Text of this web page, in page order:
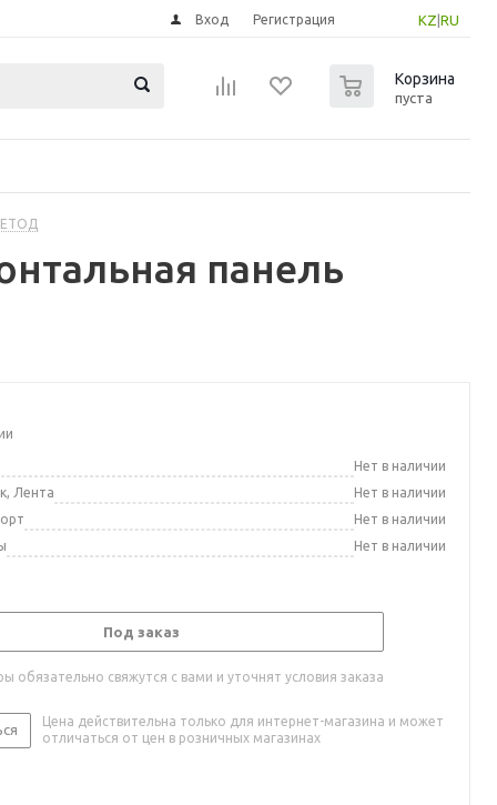
KZ RU
Вход Регистрация
Корзина
пуста
панель
Нет в наличии
Лента
Нет в наличии
Нет в наличии
Нет в наличии
Под заказ
обязательно свяжутся с вами и уточнят условия заказа
Цена действительна только для интернет-магазина и может
отличаться от цен в розничных магазинах